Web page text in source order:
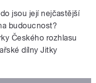
jsou její nejčastější
budoucnost?
Českého rozhlasu
dílny Jitky